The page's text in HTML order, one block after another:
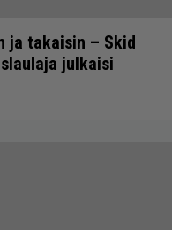
ja takaisin – Skid
julkaisi